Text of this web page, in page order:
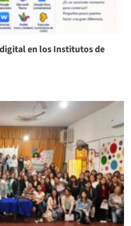
en los Institutos de